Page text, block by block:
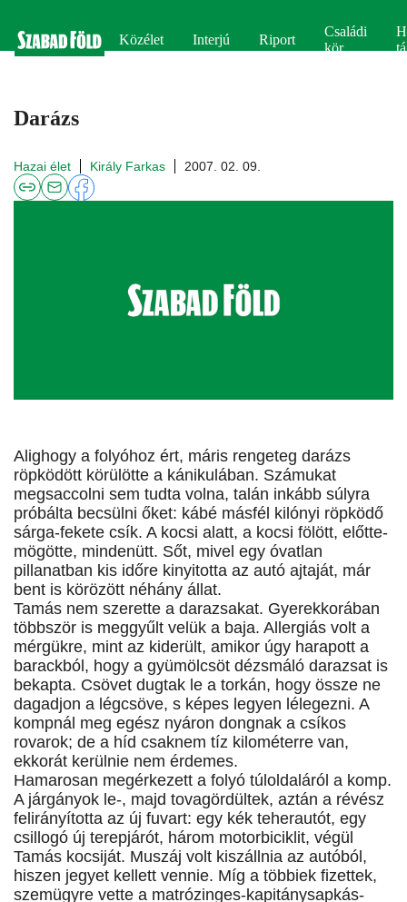
Közélet Interjú Riport
Családi
kör
Darázs
Hazai élet Király Farkas 2007. 02. 09.
Alighogy a folyóhoz ért, máris rengeteg darázs
röpködött körülötte a kánikulában. Számukat
megsaccolni sem tudta volna, talán inkább súlyra
próbálta becsülni őket: kábé másfél kilónyi röpködő
sárga-fekete csík. A kocsi alatt, a kocsi fölött, előtte-
mögötte, mindenütt. Sőt, mivel egy óvatlan
pillanatban kis időre kinyitotta az autó ajtaját, már
bent is körözött néhány állat.
Tamás nem szerette a darazsakat. Gyerekkorában
többször is meggyűlt velük a baja. Allergiás volt a
mérgükre, mint az kiderült, amikor úgy harapott a
barackból, hogy a gyümölcsöt dézsmáló darazsat is
bekapta. Csövet dugtak le a torkán, hogy össze ne
dagadjon a légcsöve, s képes legyen lélegezni. A
kompnál meg egész nyáron dongnak a csíkos
rovarok; de a híd csaknem tíz kilométerre van,
ekkorát kerülnie nem érdemes.
Hamarosan megérkezett a folyó túloldaláról a komp.
A járgányok le-, majd tovagördültek, aztán a révész
felirányította az új fuvart: egy kék teherautót, egy
csillogó új terepjárót, három motorbiciklit, végül
Tamás kocsiját. Muszáj volt kiszállnia az autóból,
hiszen jegyet kellett vennie. Míg a többiek fizettek,
szemügyre vette a matrózinges-kapitánysapkás-